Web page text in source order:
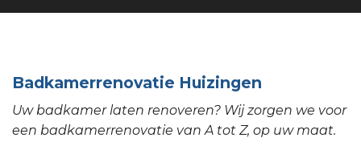
Badkamerrenovatie Huizingen
Uw badkamer laten renoveren? Wij zorgen we voor
een badkamerrenovatie van A tot Z, op uw maat.